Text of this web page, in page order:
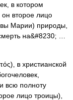
в котором
второе лицо
Марии) природы,
на&#8230; …
в христианской
всю полноту
лицо троицы),